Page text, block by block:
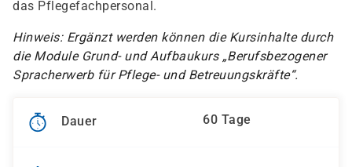
das Pflegefachpersonal.
Hinweis: Ergänzt werden können die Kursinhalte durch
die Module Grund- und Aufbaukurs „Berufsbezogener
Spracherwerb für Pflege- und Betreuungskräfte“.
Dauer 60 Tage